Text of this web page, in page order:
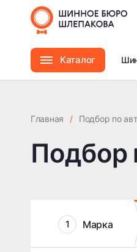
Каталог
Автомасла
Главная / Подбор по
Подбор
1 Марка